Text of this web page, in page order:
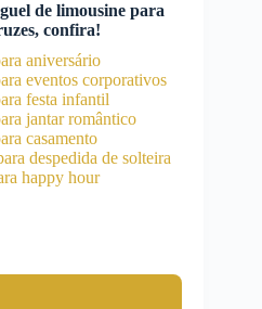
de limousine para
, confira!
aniversário
eventos corporativos
festa infantil
jantar romântico
casamento
despedida de solteira
happy hour